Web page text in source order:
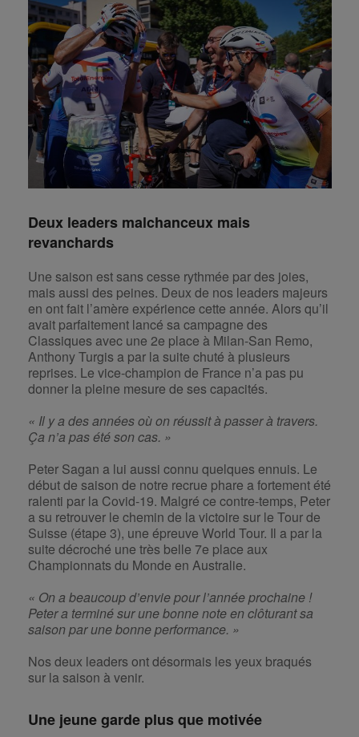
Deux leaders malchanceux mais
revanchards
Une saison est sans cesse rythmée par des joies,
mais aussi des peines. Deux de nos leaders majeurs
en ont fait l’amère expérience cette année. Alors qu’il
avait parfaitement lancé sa campagne des
Classiques avec une 2e place à Milan-San Remo,
Anthony Turgis a par la suite chuté à plusieurs
reprises. Le vice-champion de France n’a pas pu
donner la pleine mesure de ses capacités.
« Il y a des années où on réussit à passer à travers.
Ça n’a pas été son cas. »
Peter Sagan a lui aussi connu quelques ennuis. Le
début de saison de notre recrue phare a fortement été
ralenti par la Covid-19. Malgré ce contre-temps, Peter
a su retrouver le chemin de la victoire sur le Tour de
Suisse (étape 3), une épreuve World Tour. Il a par la
suite décroché une très belle 7e place aux
Championnats du Monde en Australie.
« On a beaucoup d’envie pour l’année prochaine !
Peter a terminé sur une bonne note en clôturant sa
saison par une bonne performance. »
Nos deux leaders ont désormais les yeux braqués
sur la saison à venir.
Une jeune garde plus que motivée